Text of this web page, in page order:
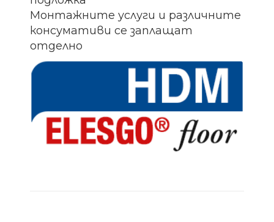
Монтажните услуги и различните
консумативи се заплащат
отделно